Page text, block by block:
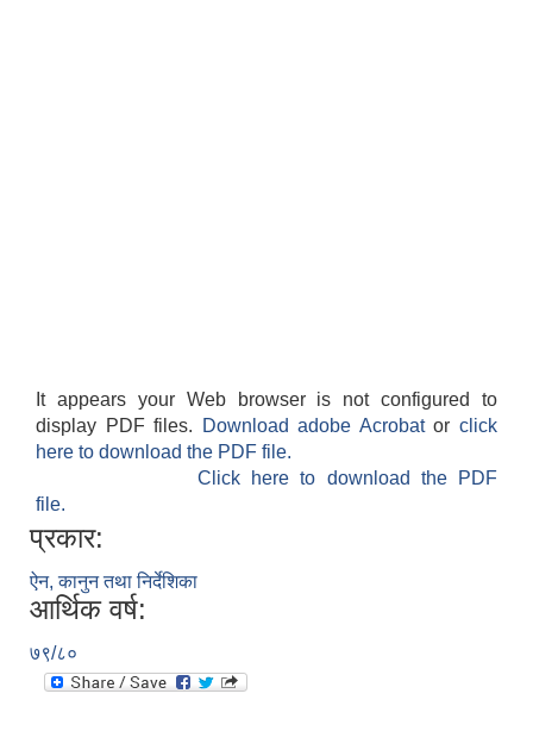
It appears your Web browser is not configured to
display PDF files.
Download adobe Acrobatorclick
here to download the PDF file.
Click here to download the PDF
file.
प्रकार:
ऐन, कानुन तथा निर्देशिका
आर्थिक वर्ष:
७९/८०